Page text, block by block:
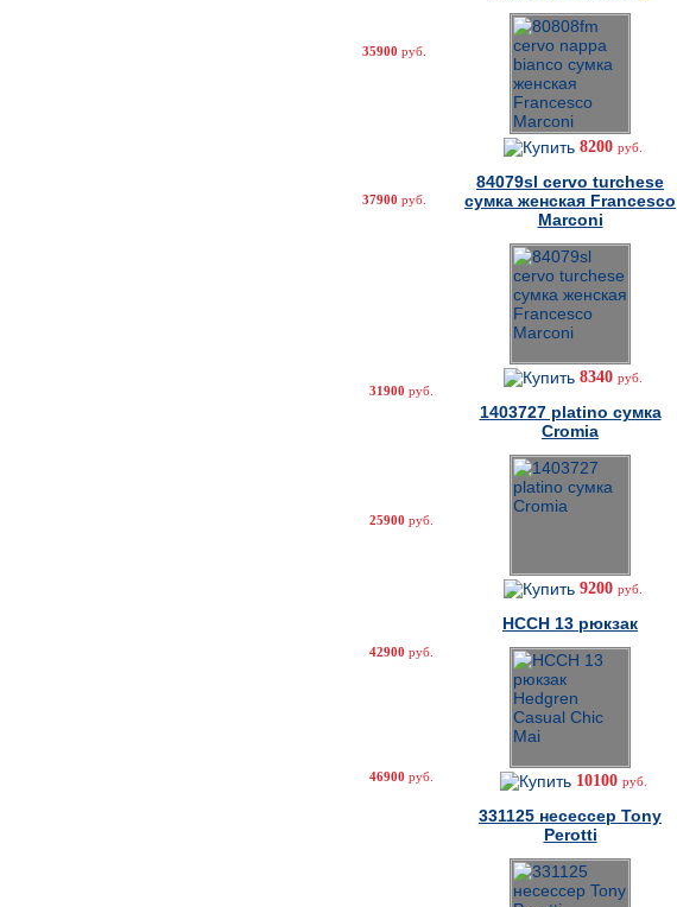
35900 руб.
37900 руб.
31900 руб.
25900 руб.
42900 руб.
46900 руб.
8200 руб.
84079sl cervo turchese
сумка женская Francesco
Marconi
8340 руб.
1403727 platino сумка
Cromia
9200 руб.
HCCH 13 рюкзак
10100 руб.
331125 несессер Tony
Perotti